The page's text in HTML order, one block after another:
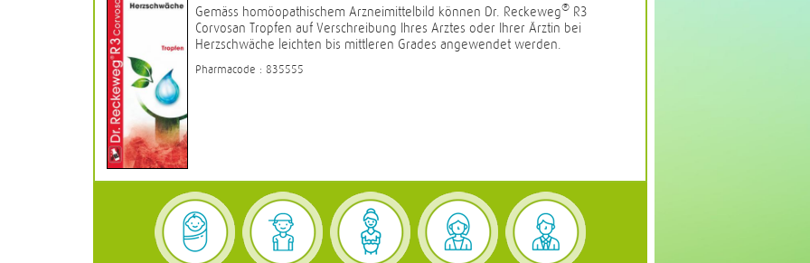
Gemäss homöopathischem Arzneimittelbild können Dr. Reckeweg® R3
Corvosan Tropfen auf Verschreibung Ihres Arztes oder Ihrer Ärztin bei
Herzschwäche leichten bis mittleren Grades angewendet werden.
Pharmacode : 835555